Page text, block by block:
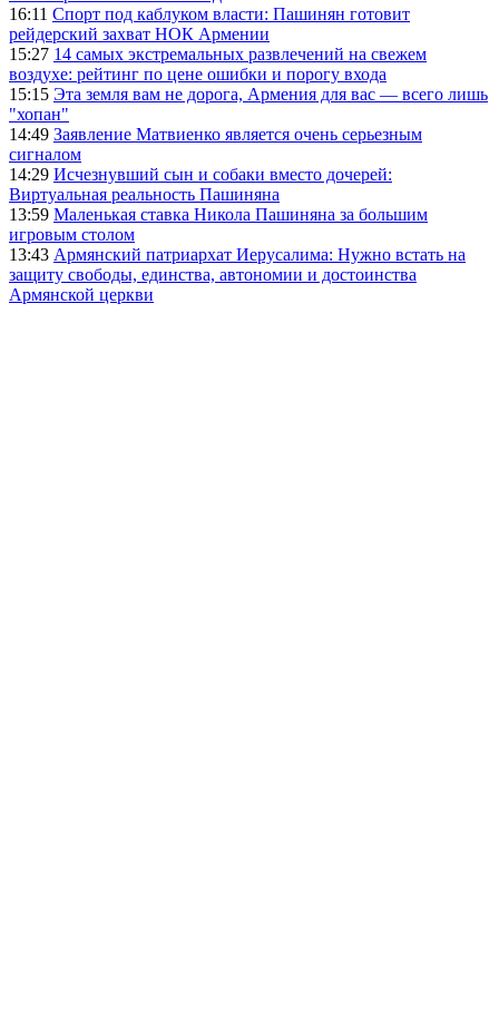
16:11 Спорт под каблуком власти: Пашинян готовит
рейдерский захват НОК Армении
15:27 14 самых экстремальных развлечений на свежем
воздухе: рейтинг по цене ошибки и порогу входа
15:15 Эта земля вам не дорога, Армения для вас — всего лишь
"хопан"
14:49 Заявление Матвиенко является очень серьезным
сигналом
14:29 Исчезнувший сын и собаки вместо дочерей:
Виртуальная реальность Пашиняна
13:59 Маленькая ставка Никола Пашиняна за большим
игровым столом
13:43 Армянский патриархат Иерусалима: Нужно встать на
защиту свободы, единства, автономии и достоинства
Армянской церкви